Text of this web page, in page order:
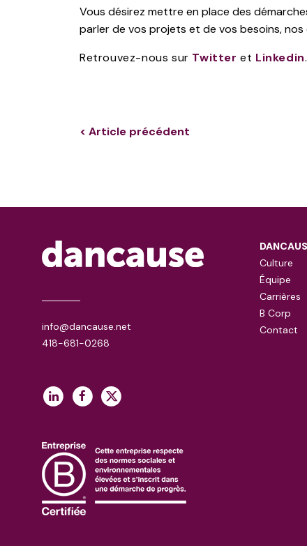
Vous désirez mettre en place des
parler de vos projets et de vos besoins,
Retrouvez-nous sur Twitter et Linkedin.
< Article précédent
info@dancause.net
418-681-0268
Culture
Équipe
Carrières
B Corp
Contact